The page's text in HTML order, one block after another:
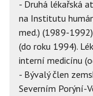
- Druhá lékařská
na Institutu
med.) (1989-
(do roku 1994).
interní medicínu
- Bývalý člen
Severním Porýní-